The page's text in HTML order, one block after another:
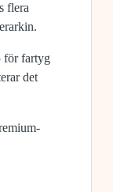
flera
för fartyg
det